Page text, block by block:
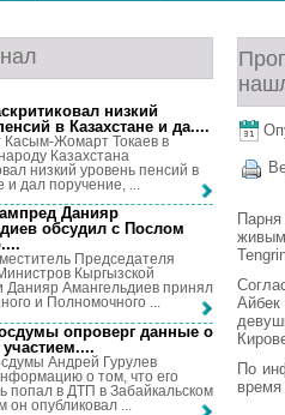
Айбек
По
низкий
в Казахстане и да....
Касым-Жомарт Токаев в
Казахстана
низкий уровень пенсий в
и дал поручение, ...
Данияр
обсудил с Послом
.
Председателя
Кыргызской
Данияр Амангельдиев принял
и Полномочного ...
опроверг данные о
.
Андрей Гурулев
о том, что его
попал в ДТП в Забайкальском
он опубликовал ...